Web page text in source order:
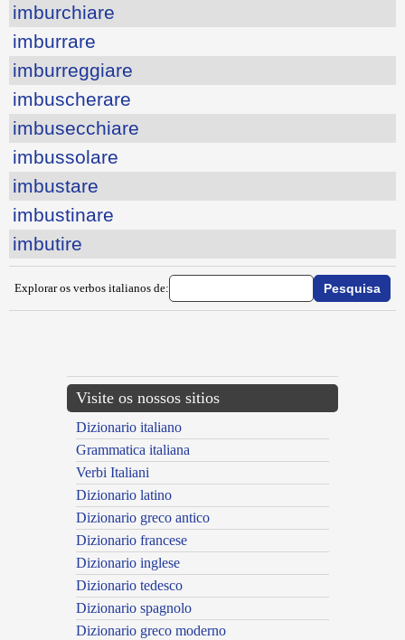
imburchiare
imburrare
imburreggiare
imbuscherare
imbusecchiare
imbussolare
imbustare
imbustinare
imbutire
Explorar os verbos italianos de:
Visite os nossos sitios
Dizionario italiano
Grammatica italiana
Verbi Italiani
Dizionario latino
Dizionario greco antico
Dizionario francese
Dizionario inglese
Dizionario tedesco
Dizionario spagnolo
Dizionario greco moderno